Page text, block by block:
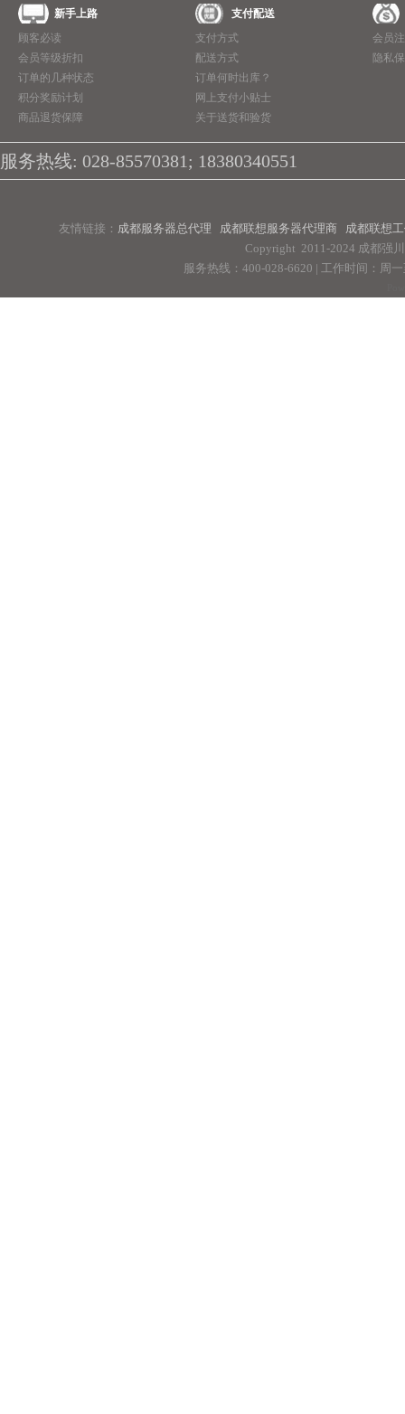
新手上路
顾客必读
会员等级折扣
订单的几种状态
积分奖励计划
商品退货保障
支付配送
支付方式
配送方式
订单何时出库？
网上支付小贴士
关于送货和验货
会员
隐私
服务热线: 028-85570381; 18380340551
友情链接： 成都服务器总代理 成都联想服务器代理商
成都联想
Copyright 2011-2024 成都强
服务热线：400-028-6620 | 工作时间：周